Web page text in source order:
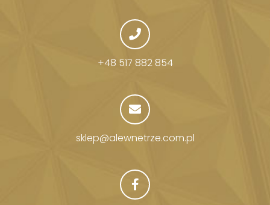
+48 517 882 854
sklep@alewnetrze.com.pl